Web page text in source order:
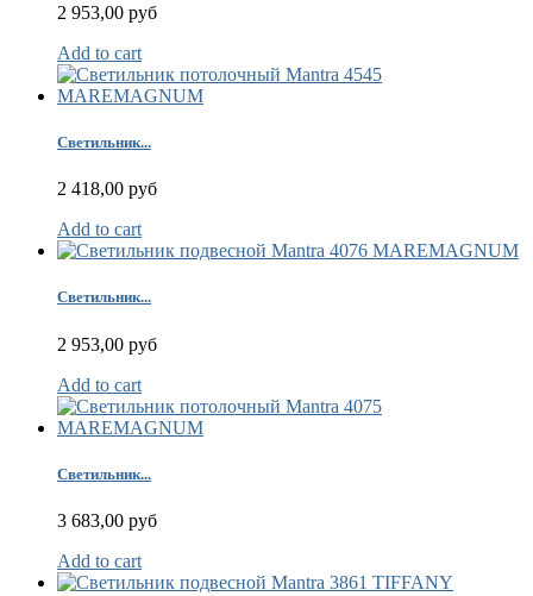
2 953,00 руб
Add to cart
Светильник...
2 418,00 руб
Add to cart
Светильник...
2 953,00 руб
Add to cart
Светильник...
3 683,00 руб
Add to cart